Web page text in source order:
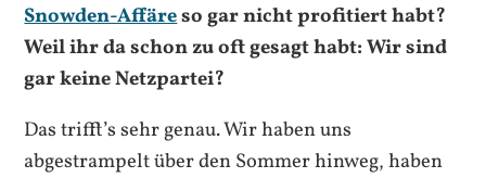
Snowden-Affäreso gar nicht profitiert habt?
Weil ihr da schon zu oft gesagt habt: Wir sind
gar keine Netzpartei?
Das trifft’s sehr genau. Wir haben uns
abgestrampelt über den Sommer hinweg, haben